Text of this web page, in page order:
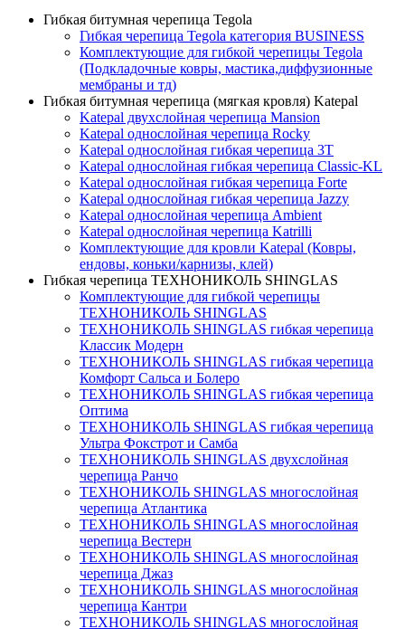
Гибкая битумная черепица Tegola
Гибкая черепица Tegola категория BUSINESS
Комплектующие для гибкой черепицы Tegola
(Подкладочные ковры, мастика,диффузионные
мембраны и тд)
Гибкая битумная черепица (мягкая кровля) Katepal
Katepal двухслойная черепица Mansion
Katepal однослойная черепица Rocky
Katepal однослойная гибкая черепица 3T
Katepal однослойная гибкая черепица Classic-KL
Katepal однослойная гибкая черепица Forte
Katepal однослойная гибкая черепица Jazzy
Katepal однослойная черепица Ambient
Katepal однослойная черепица Katrilli
Комплектующие для кровли Katepal (Ковры,
ендовы, коньки/карнизы, клей)
Гибкая черепица ТЕХНОНИКОЛЬ SHINGLAS
Комплектующие для гибкой черепицы
ТЕХНОНИКОЛЬ SHINGLAS
ТЕХНОНИКОЛЬ SHINGLAS гибкая черепица
Классик Модерн
ТЕХНОНИКОЛЬ SHINGLAS гибкая черепица
Комфорт Сальса и Болеро
ТЕХНОНИКОЛЬ SHINGLAS гибкая черепица
Оптима
ТЕХНОНИКОЛЬ SHINGLAS гибкая черепица
Ультра Фокстрот и Самба
ТЕХНОНИКОЛЬ SHINGLAS двухслойная
черепица Ранчо
ТЕХНОНИКОЛЬ SHINGLAS многослойная
черепица Атлантика
ТЕХНОНИКОЛЬ SHINGLAS многослойная
черепица Вестерн
ТЕХНОНИКОЛЬ SHINGLAS многослойная
черепица Джаз
ТЕХНОНИКОЛЬ SHINGLAS многослойная
черепица Кантри
ТЕХНОНИКОЛЬ SHINGLAS многослойная